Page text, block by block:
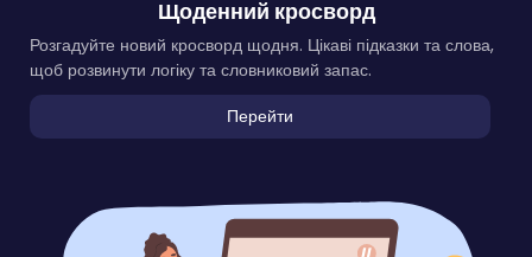
Щоденний кросворд
Розгадуйте новий кросворд щодня. Цікаві підказки та слова,
щоб розвинути логіку та словниковий запас.
Перейти